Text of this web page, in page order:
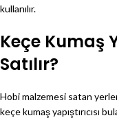
kullanılır.
Keçe Kumaş
Satılır?
Hobi malzemesi satan
keçe kumaş yapıştırıcısı